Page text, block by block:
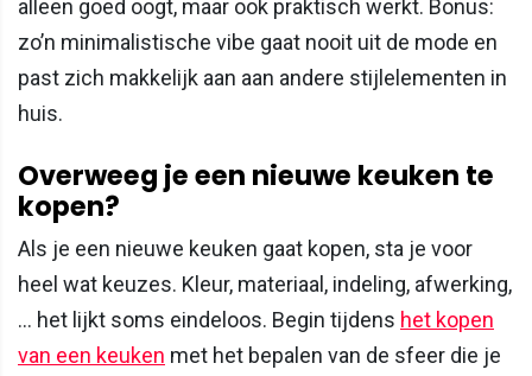
alleen goed oogt, maar ook praktisch werkt. Bonus:
zo’n minimalistische vibe gaat nooit uit de mode en
past zich makkelijk aan aan andere stijlelementen in
huis.
Overweeg je een nieuwe keuken te
kopen?
Als je een nieuwe keuken gaat kopen, sta je voor
heel wat keuzes. Kleur, materiaal, indeling, afwerking,
... het lijkt soms eindeloos. Begin tijdens het kopen
van een keuken met het bepalen van de sfeer die je